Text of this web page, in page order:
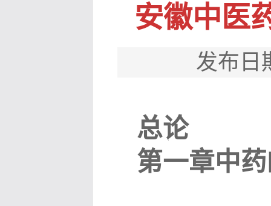
安徽中医
发布
总论
第一章中